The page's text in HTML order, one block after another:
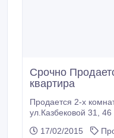
Срочно
квартира
Продается 2-х
ул.Казбековой 31, 46 кв.м, пластиковые окна,
решетки на окнах, железная дверь, 1 этаж, удобна
17/02/2015